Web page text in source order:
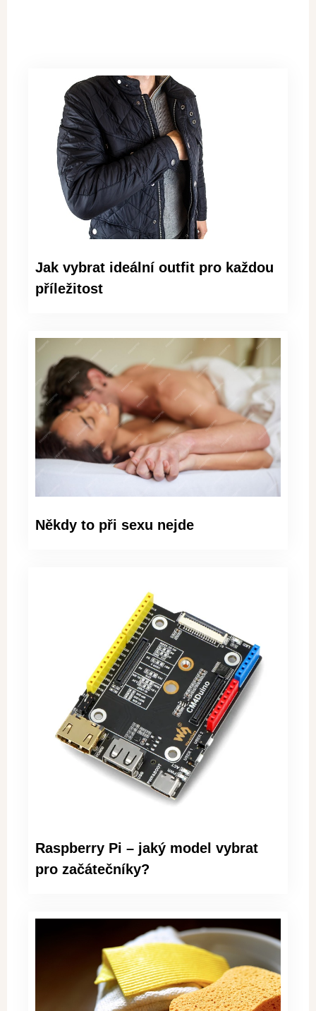
Jak vybrat ideální outfit pro každou
příležitost
Někdy to při sexu nejde
Raspberry Pi – jaký model vybrat
pro začátečníky?